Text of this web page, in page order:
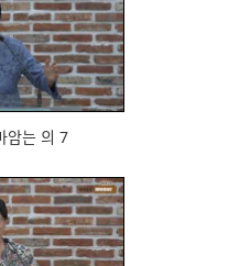
의 7